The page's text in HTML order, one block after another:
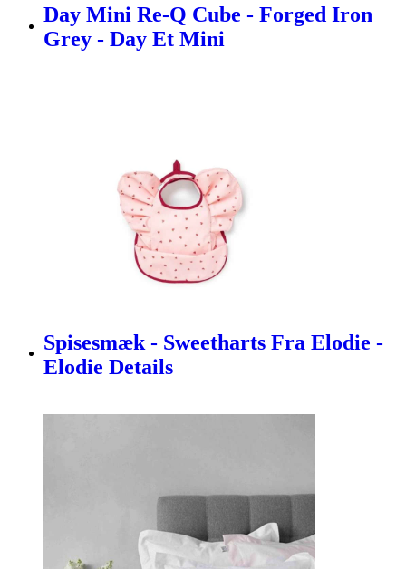
Day Mini Re-Q Cube - Forged Iron
Grey - Day Et Mini
Spisesmæk - Sweetharts Fra Elodie -
Elodie Details